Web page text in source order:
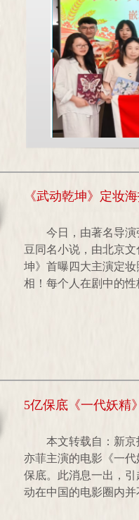
《武动乾坤》定妆
今日，由著名导
豆同名小说，由北京
坤》首曝四大主演定
相！每个人在剧中的
5亿保底《一代妖精
本文转载自：新京
亦菲主演的电影《一
保底。此消息一出，
动在中国的电影圈内